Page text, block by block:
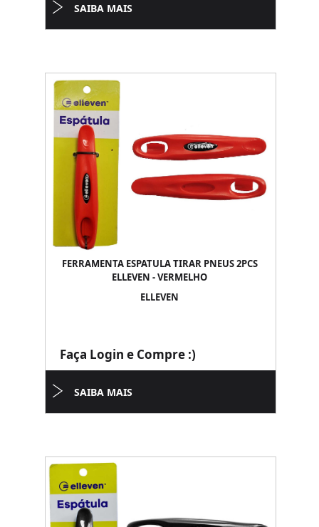
SAIBA MAIS
FERRAMENTA ESPATULA TIRAR PNEUS 2PCS
ELLEVEN - VERMELHO
ELLEVEN
Faça Login e Compre :)
SAIBA MAIS